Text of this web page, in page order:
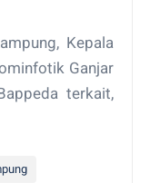
Kepala
Ganjar
terkait,